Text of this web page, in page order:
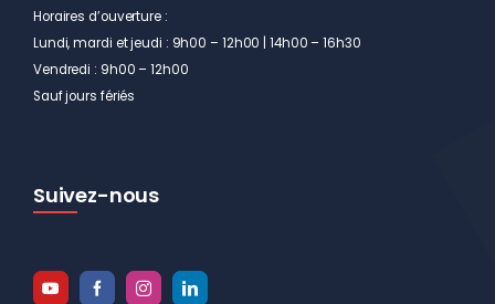
Horaires d’ouverture :
Lundi, mardi et jeudi : 9h00 – 12h00 | 14h00 – 16h30
Vendredi : 9h00 – 12h00
Sauf jours fériés
Suivez-nous